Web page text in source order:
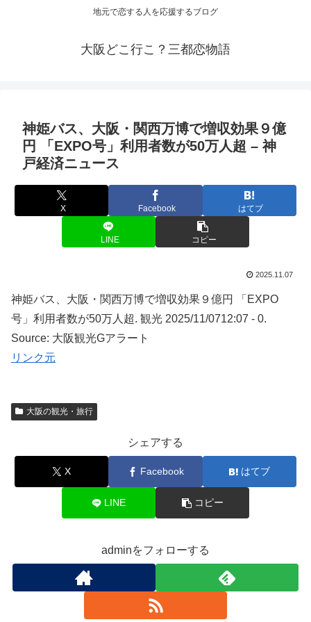
地元で恋する人を応援するブログ
大阪どこ行こ？三都恋物語
神姫バス、 大阪 ・関西万博で増収効果９億
円 「EXPO号」利用者数が50万人超 – 神
戸経済ニュース
X Facebook はてブ
LINE コピー
2025.11.07
神姫バス、大阪・関西万博で増収効果９億円 「EXPO
号」利用者数が50万人超. 観光 2025/11/0712:07 - 0.
Source: 大阪観光Gアラート
リンク元
大阪の観光・旅行
シェアする
X Facebook はてブ
LINE コピー
adminをフォローする